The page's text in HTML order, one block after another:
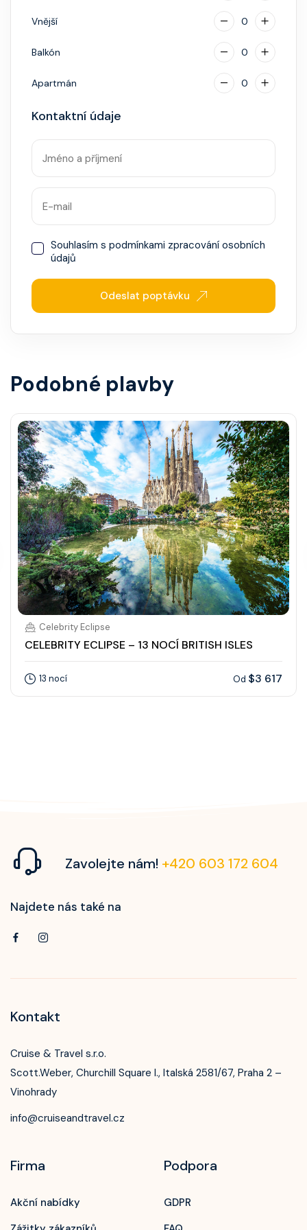
Vnější 0
Balkón 0
Apartmán 0
Kontaktní údaje
Souhlasím s podmínkami zpracování osobních
údajů
Odeslat poptávku
Podobné plavby
Celebrity Eclipse
CELEBRITY ECLIPSE – 13 NOCÍ BRITISH ISLES
13 nocí Od $3 617
Zavolejte nám! +420 603 172 604
Najdete nás také na
Kontakt
Cruise & Travel s.r.o.
Scott.Weber, Churchill Square I., Italská 2581/67, Praha 2 –
Vinohrady
info@cruiseandtravel.cz
Firma
Akční nabídky
Podpora
GDPR